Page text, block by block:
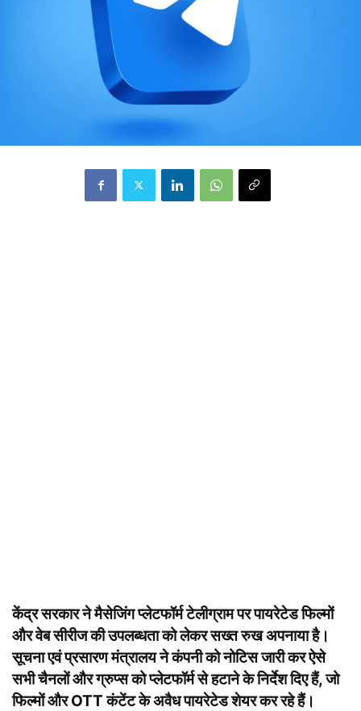
केंद्र सरकार ने मैसेजिंग प्लेटफॉर्म टेलीग्राम पर पायरेटेड फिल्मों
और वेब सीरीज की उपलब्धता को लेकर सख्त रुख अपनाया है।
सूचना एवं प्रसारण मंत्रालय ने कंपनी को नोटिस जारी कर ऐसे
सभी चैनलों और ग्रुप्स को प्लेटफॉर्म से हटाने के निर्देश दिए हैं, जो
फिल्मों और OTT कंटेंट के अवैध पायरेटेड शेयर कर रहे हैं।